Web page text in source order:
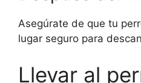
Asegúrate de que tu
lugar seguro para
Llevar al